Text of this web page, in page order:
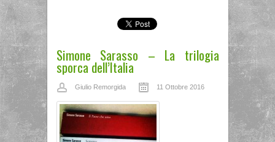
Simone Sarasso – La trilogia
sporca dell’Italia
Giulio Remorgida 11 Ottobre 2016